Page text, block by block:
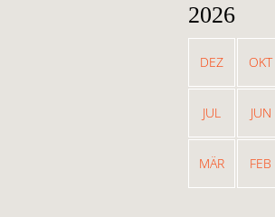
2026
DEZ OKT
JUL JUN
MÄR FEB